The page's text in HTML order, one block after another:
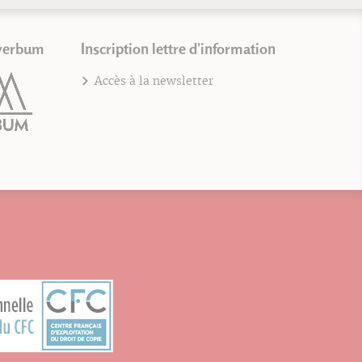
Inscription lettre d'information
Accès à la newsletter